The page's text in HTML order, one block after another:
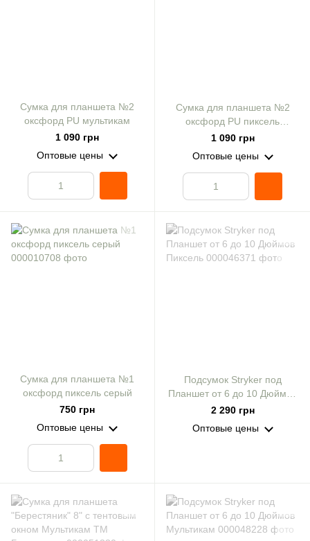
Сумка для планшета №2
оксфорд PU мультикам
1 090 грн
Оптовые цены
Сумка для планшета №2
оксфорд PU пиксель
зеленый
1 090 грн
Оптовые цены
Сумка для планшета №1
оксфорд пиксель серый
750 грн
Оптовые цены
Подсумок Stryker под
Планшет от 6 до 10 Дюймов
Пиксель
2 290 грн
Оптовые цены